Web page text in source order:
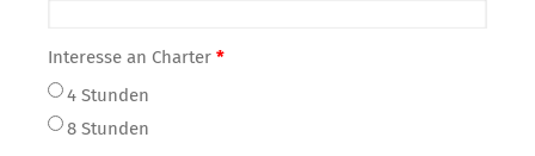
Interesse an Charter *
4 Stunden
8 Stunden